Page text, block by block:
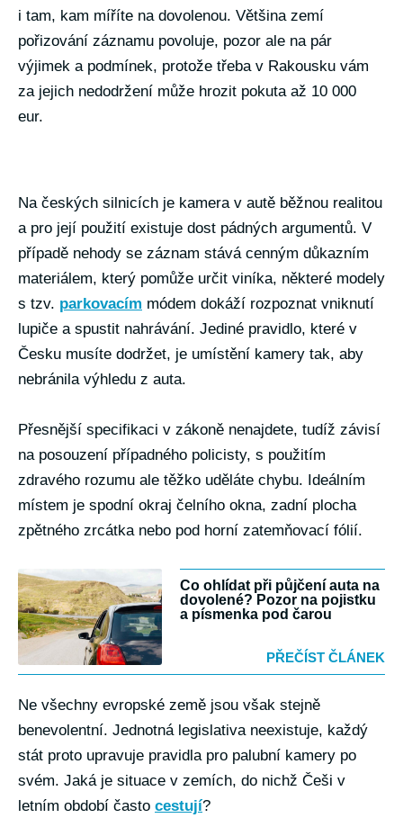
i tam, kam míříte na dovolenou. Většina zemí
pořizování záznamu povoluje, pozor ale na pár
výjimek a podmínek, protože třeba v Rakousku vám
za jejich nedodržení může hrozit pokuta až 10 000
eur.
Na českých silnicích je kamera v autě běžnou realitou
a pro její použití existuje dost pádných argumentů. V
případě nehody se záznam stává cenným důkazním
materiálem, který pomůže určit viníka, některé modely
s tzv. parkovacím módem dokáží rozpoznat vniknutí
lupiče a spustit nahrávání. Jediné pravidlo, které v
Česku musíte dodržet, je umístění kamery tak, aby
nebránila výhledu z auta.
Přesnější specifikaci v zákoně nenajdete, tudíž závisí
na posouzení případného policisty, s použitím
zdravého rozumu ale těžko uděláte chybu. Ideálním
místem je spodní okraj čelního okna, zadní plocha
zpětného zrcátka nebo pod horní zatemňovací fólií.
Co ohlídat při půjčení auta na
dovolené? Pozor na pojistku
a písmenka pod čarou
PŘEČÍST ČLÁNEK
Ne všechny evropské země jsou však stejně
benevolentní. Jednotná legislativa neexistuje, každý
stát proto upravuje pravidla pro palubní kamery po
svém. Jaká je situace v zemích, do nichž Češi v
letním období často cestují?